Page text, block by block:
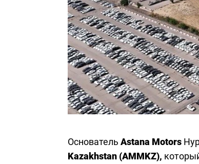
Основатель Astana Motors
Kazakhstan (AMMKZ),